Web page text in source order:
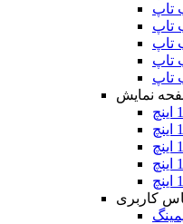
نمایش
کاربری